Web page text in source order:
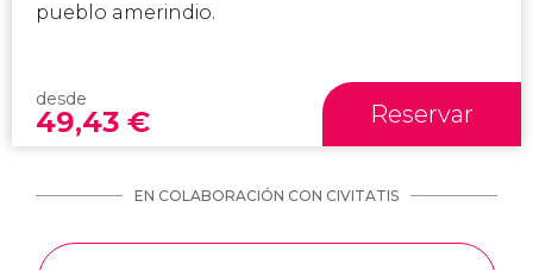
pueblo amerindio.
desde
49,43 € Reservar
EN COLABORACIÓN CON CIVITATIS